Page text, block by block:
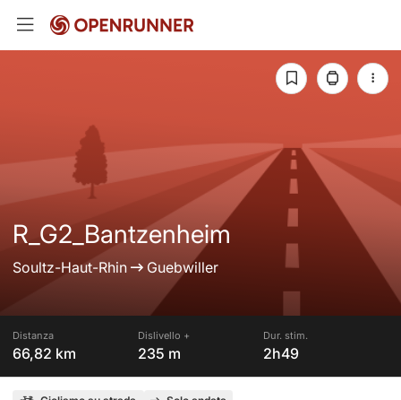
R_G2_Bantzenheim
Soultz-Haut-Rhin Guebwiller
Distanza
66,82 km
Dislivello +
235 m
Dur. stim.
2h49